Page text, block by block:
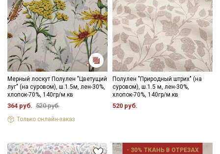
Мерный лоскут Полулен "Цветущий
луг" (на суровом), ш.1.5м, лен-30%,
хлопок-70%, 140гр/м.кв
364 руб. 520 руб.
Только онлайн-заказ
Полулен "Природный штрих" (на
суровом), ш.1.5 м, лен-30%,
хлопок-70%, 140гр/м.кв
520 руб.
- 30% ТКАНЬ В ОТРЕЗАХ